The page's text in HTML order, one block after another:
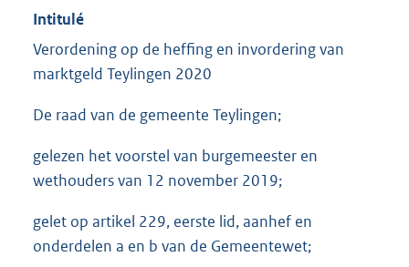
Intitulé
Verordening op de heffing en invordering van
marktgeld Teylingen 2020
De raad van de gemeente Teylingen;
gelezen het voorstel van burgemeester en
wethouders van 12 november 2019;
gelet op artikel 229, eerste lid, aanhef en
onderdelen a en b van de Gemeentewet;